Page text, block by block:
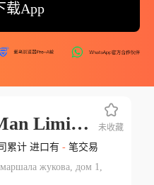
载App
Top Shop Top Man Limited Tm Marks & Spencer Изг. Marks&spencer Plc
累计 进口有 -笔交易
жукова, дом 1,
未收藏